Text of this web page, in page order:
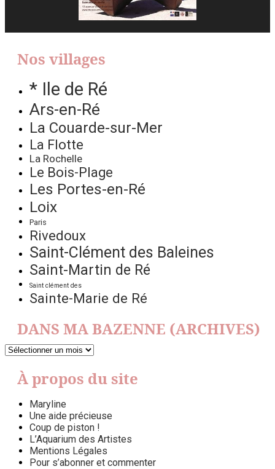
Nos villages
* Ile de Ré
Ars-en-Ré
La Couarde-sur-Mer
La Flotte
La Rochelle
Le Bois-Plage
Les Portes-en-Ré
Loix
Paris
Rivedoux
Saint-Clément des Baleines
Saint-Martin de Ré
Saint clément des
Sainte-Marie de Ré
DANS MA BAZENNE (ARCHIVES)
DANS
BAZENNE
(ARCHIVES)
À propos du site
Maryline
Une aide précieuse
Coup de piston !
L’Aquarium des Artistes
Mentions Légales
Pour s’abonner et commenter